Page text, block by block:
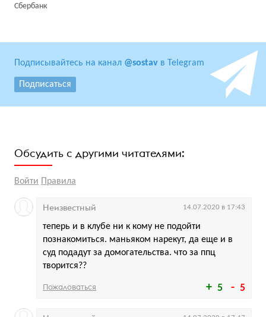
Сбербанк
Подписывайтесь на канал @sostav в Telegram
Подписаться
Обсудить с другими читателями:
Войти Правила
5 5
теперь и в клубе ни к кому не подойти
познакомиться. маньяком нарекут, да еще и в
суд подадут за домогательства. что за ппц
творится??
Неизвестный 14.07.2020 в 17:43
Пожаловаться